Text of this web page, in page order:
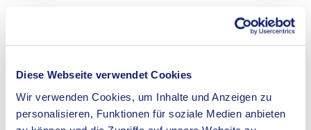
Diese Webseite verwendet Cookies
Wir verwenden Cookies, um Inhalte und Anzeigen zu
personalisieren, Funktionen für soziale Medien anbieten
Zulassungsbescheinigung Teil I - falls diese noch nicht ausgestellt wurde,
Nachweis über eine gültige Hauptuntersuchung (Prüfbericht im Original).
Die Vorlage einer neuen Versicherungsbestätigung ist grundsätzlich
Fahrzeugregister abgerufen werden. Ist der Abruf wegen einer
fehlenden elektronischen Verbindung zum Kraftfahrt-Bundesamt nicht
möglich oder weil die dort hinterlegten Versicherungsdaten unstimmig
sind oder der Versicherungsschutz für das Fahrzeug aufgekündigt ist,